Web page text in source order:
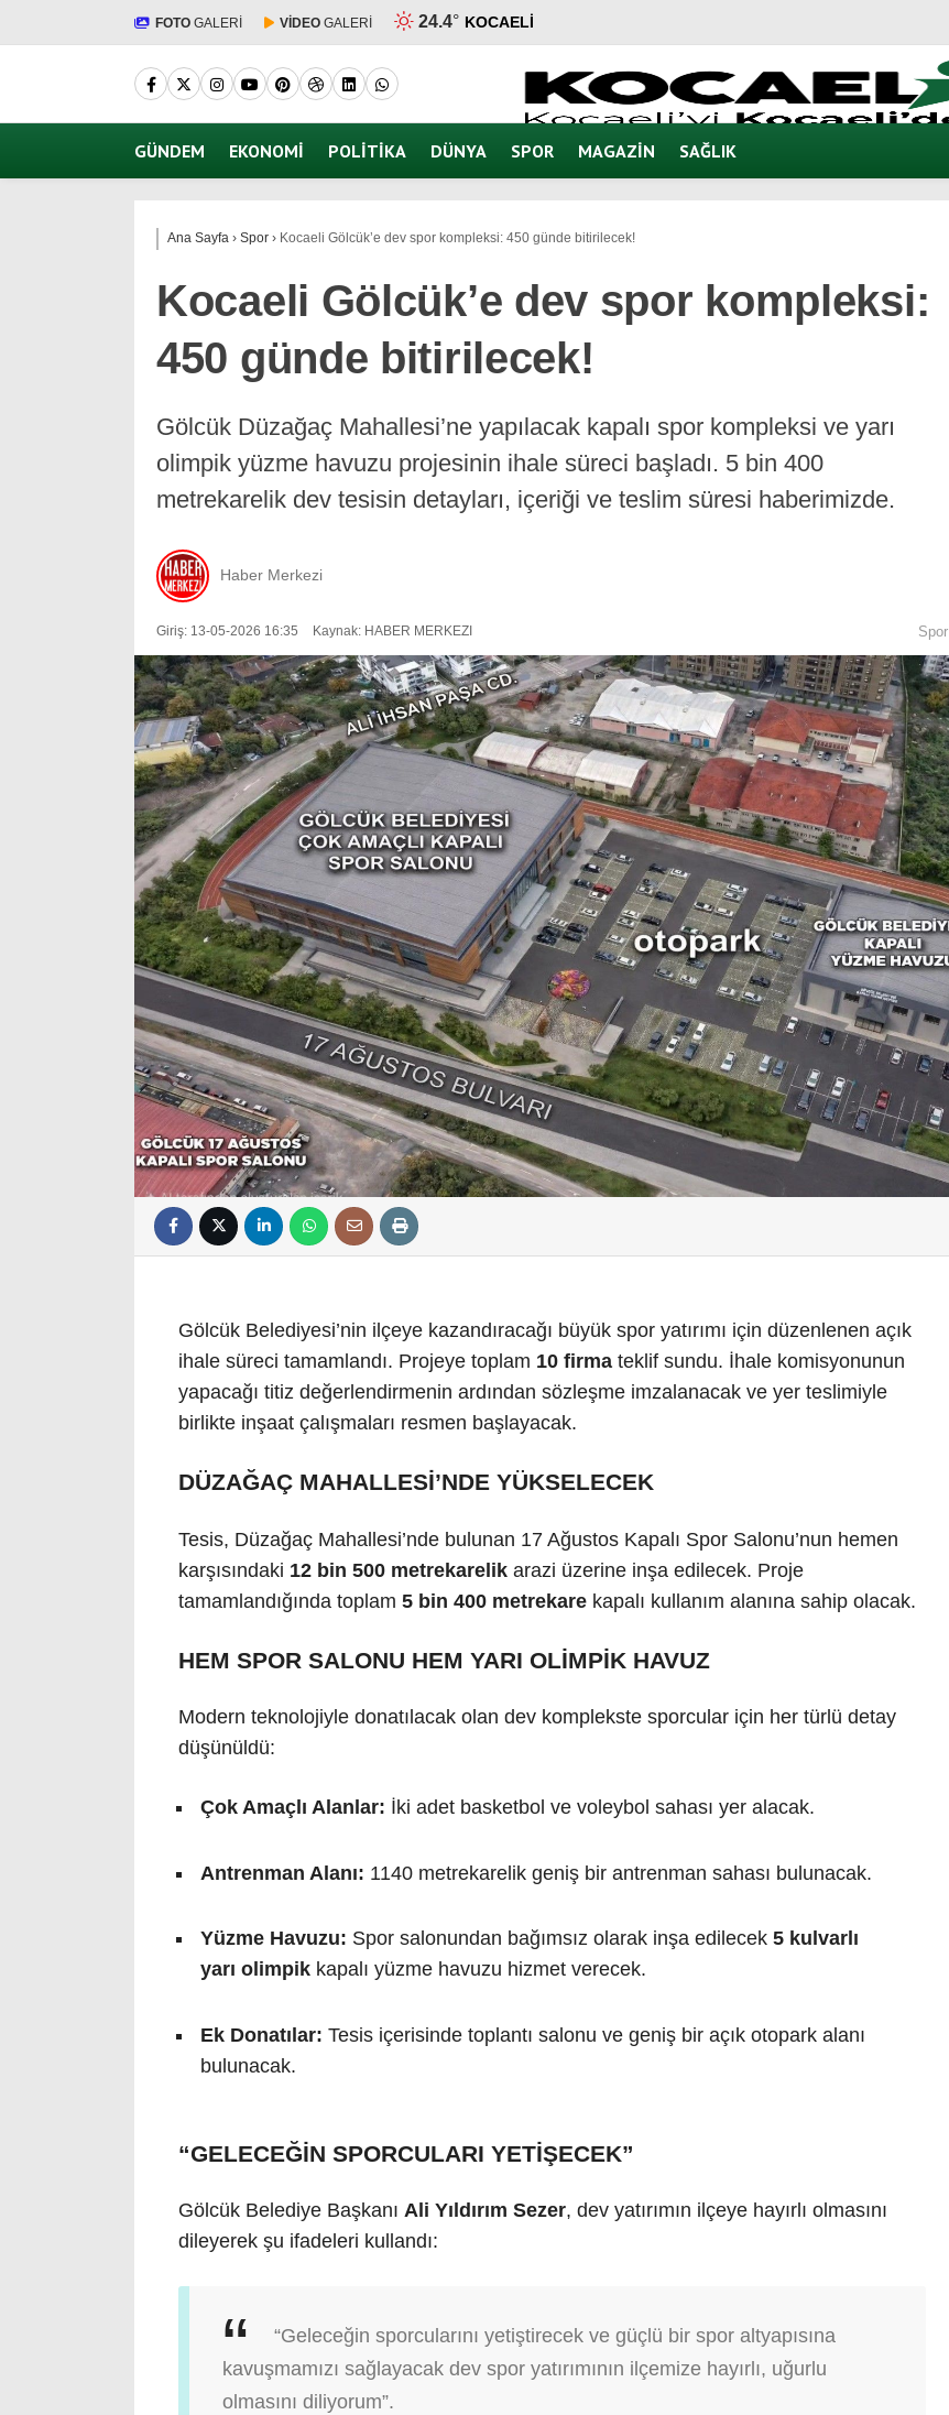
FOTO GALERİ VİDEO GALERİ 24.4° KOCAELI
GÜNDEM EKONOMI POLITIKA DÜNYA SPOR MAGAZIN SAĞLIK
Ana Sayfa › Spor › Kocaeli Gölcük’e dev spor kompleksi: 450 günde bitirilecek!
Kocaeli Gölcük’e dev spor kompleksi:
450 günde bitirilecek!
Gölcük Düzağaç Mahallesi’ne yapılacak kapalı spor kompleksi ve yarı
olimpik yüzme havuzu projesinin ihale süreci başladı. 5 bin 400
metrekarelik dev tesisin detayları, içeriği ve teslim süresi haberimizde.
Haber Merkezi
Giriş: 13-05-2026 16:35 Kaynak: HABER MERKEZI Spor
Gölcük Belediyesi’nin ilçeye kazandıracağı büyük spor yatırımı için düzenlenen açık
ihale süreci tamamlandı. Projeye toplam 10 firma teklif sundu. İhale komisyonunun
yapacağı titiz değerlendirmenin ardından sözleşme imzalanacak ve yer teslimiyle
birlikte inşaat çalışmaları resmen başlayacak.
DÜZAĞAÇ MAHALLESİ’NDE YÜKSELECEK
Tesis, Düzağaç Mahallesi’nde bulunan 17 Ağustos Kapalı Spor Salonu’nun hemen
karşısındaki 12 bin 500 metrekarelik arazi üzerine inşa edilecek. Proje
tamamlandığında toplam 5 bin 400 metrekare kapalı kullanım alanına sahip olacak.
HEM SPOR SALONU HEM YARI OLİMPİK HAVUZ
Modern teknolojiyle donatılacak olan dev komplekste sporcular için her türlü detay
düşünüldü:
Çok Amaçlı Alanlar: İki adet basketbol ve voleybol sahası yer alacak.
Antrenman Alanı: 1140 metrekarelik geniş bir antrenman sahası bulunacak.
Yüzme Havuzu: Spor salonundan bağımsız olarak inşa edilecek 5 kulvarlı
yarı olimpik kapalı yüzme havuzu hizmet verecek.
Ek Donatılar: Tesis içerisinde toplantı salonu ve geniş bir açık otopark alanı
bulunacak.
“GELECEĞİN SPORCULARI YETİŞECEK”
Gölcük Belediye Başkanı Ali Yıldırım Sezer, dev yatırımın ilçeye hayırlı olmasını
dileyerek şu ifadeleri kullandı:
“Geleceğin sporcularını yetiştirecek ve güçlü bir spor altyapısına
kavuşmamızı sağlayacak dev spor yatırımının ilçemize hayırlı, uğurlu
olmasını diliyorum”.